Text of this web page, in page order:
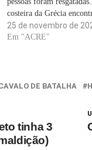
costeira da Grécia
de oito migrantes,
crianças, que se afogaram
25 de novembro de
Em "ACRE"
DE BATALHA
tinha 3